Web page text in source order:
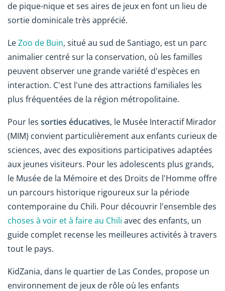
de pique-nique et ses aires de jeux en font un lieu de
sortie dominicale très apprécié.
LeZoo de Buin, situé au sud de Santiago, est un parc
animalier centré sur la conservation, où les familles
peuvent observer une grande variété d'espèces en
interaction. C'est l'une des attractions familiales les
plus fréquentées de la région métropolitaine.
Pour les sorties éducatives, le Musée Interactif Mirador
(MIM) convient particulièrement aux enfants curieux de
sciences, avec des expositions participatives adaptées
aux jeunes visiteurs. Pour les adolescents plus grands,
le Musée de la Mémoire et des Droits de l'Homme offre
un parcours historique rigoureux sur la période
contemporaine du Chili. Pour découvrir l'ensemble des
choses à voir et à faire au Chili avec des enfants, un
guide complet recense les meilleures activités à travers
tout le pays.
KidZania, dans le quartier de Las Condes, propose un
environnement de jeux de rôle où les enfants